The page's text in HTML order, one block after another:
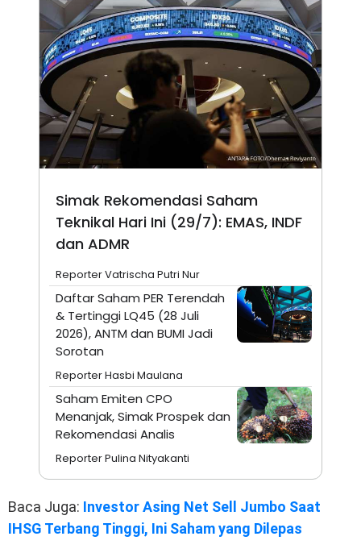
Simak Rekomendasi Saham
Teknikal Hari Ini (29/7): EMAS, INDF
dan ADMR
Reporter Vatrischa Putri Nur
Daftar Saham PER Terendah
& Tertinggi LQ45 (28 Juli
2026), ANTM dan BUMI Jadi
Sorotan
Reporter Hasbi Maulana
Saham Emiten CPO
Menanjak, Simak Prospek dan
Rekomendasi Analis
Reporter Pulina Nityakanti
Baca Juga: Investor Asing Net Sell Jumbo Saat
IHSG Terbang Tinggi, Ini Saham yang Dilepas